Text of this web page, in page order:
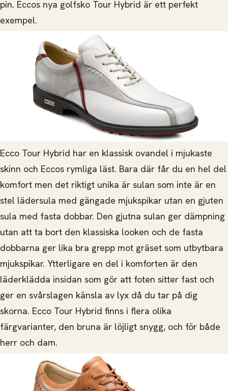
pin. Eccos nya golfsko Tour Hybrid är ett perfekt
exempel.
Ecco Tour Hybrid har en klassisk ovandel i mjukaste
skinn och Eccos rymliga läst. Bara där får du en hel del
komfort men det riktigt unika är sulan som inte är en
stel lädersula med gängade mjukspikar utan en gjuten
sula med fasta dobbar. Den gjutna sulan ger dämpning
utan att ta bort den klassiska looken och de fasta
dobbarna ger lika bra grepp mot gräset som utbytbara
mjukspikar. Ytterligare en del i komforten är den
läderklädda insidan som gör att foten sitter fast och
ger en svårslagen känsla av lyx då du tar på dig
skorna. Ecco Tour Hybrid finns i flera olika
färgvarianter, den bruna är löjligt snygg, och för både
herr och dam.